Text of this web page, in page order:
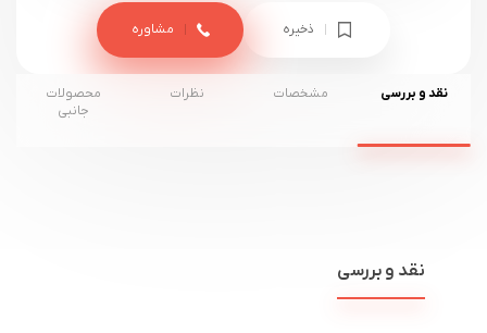
ذخیره مشاوره
نقد و بررسی مشخصات نظرات
محصولات
جانبی
نقد و بررسی